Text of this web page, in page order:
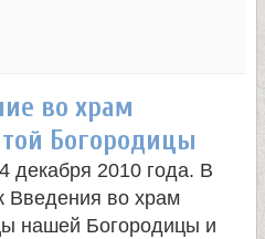
во храм
Богородицы
декабря 2010 года. В
Введения во храм
нашей Богородицы и